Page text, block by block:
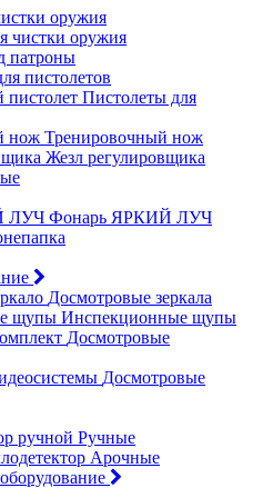
оружия
чистки оружия
патроны
пистолетов
Пистолеты для
Тренировочный нож
Жезл регулировщика
Фонарь ЯРКИЙ ЛУЧ
Досмотровые зеркала
Инспекционные щупы
Досмотровые
Досмотровые
Ручные
Арочные